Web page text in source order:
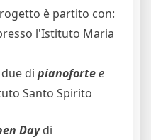
è partito con:
l'Istituto Maria
di pianofortee
Santo Spirito
Daydi